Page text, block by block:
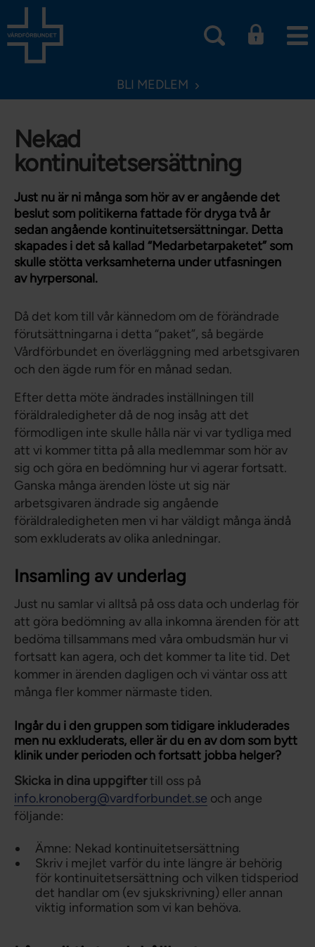
BLI MEDLEM
Nekad
kontinuitetsersättning
Just nu är ni många som hör av er angående det
beslut som politikerna fattade för dryga två år
sedan angående kontinuitetsersättningar. Detta
skapades i det så kallad “Medarbetarpaketet” som
skulle stötta verksamheterna under utfasningen
av hyrpersonal.
Då det kom till vår kännedom om de förändrade
förutsättningarna i detta “paket”, så begärde
Vårdförbundet en överläggning med arbetsgivaren
och den ägde rum för en månad sedan.
Efter detta möte ändrades inställningen till
föräldraledigheter då de nog insåg att det
förmodligen inte skulle hålla när vi var tydliga med
att vi kommer titta på alla medlemmar som hör av
sig och göra en bedömning hur vi agerar fortsatt.
Ganska många ärenden löste ut sig när
arbetsgivaren ändrade sig angående
föräldraledigheten men vi har väldigt många ändå
som exkluderats av olika anledningar.
Insamling av underlag
Just nu samlar vi alltså på oss data och underlag för
att göra bedömning av alla inkomna ärenden för att
bedöma tillsammans med våra ombudsmän hur vi
fortsatt kan agera, och det kommer ta lite tid. Det
kommer in ärenden dagligen och vi väntar oss att
många fler kommer närmaste tiden.
Ingår du i den gruppen som tidigare inkluderades
men nu exkluderats, eller är du en av dom som bytt
klinik under perioden och fortsatt jobba helger?
Skicka in dina uppgiftertill oss på
info.kronoberg@vardforbundet.se och ange
följande:
Ämne: Nekad kontinuitetsersättning
Skriv i mejlet varför du inte längre är behörig
för kontinuitetsersättning och vilken tidsperiod
det handlar om (ev sjukskrivning) eller annan
viktig information som vi kan behöva.